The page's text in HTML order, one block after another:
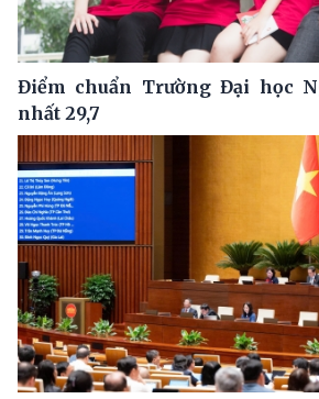
Điểm chuẩn Trường Đại học
nhất 29,7